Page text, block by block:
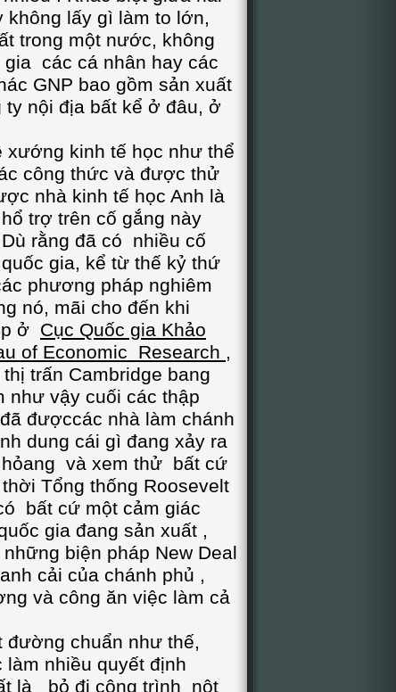
không lấy gì làm to lớn,
trong một nước, không
các cá nhân hay các
GNP bao gồm sản xuất
ty nội địa bất kể ở đâu, ở
kinh tế học như thể
công thức và được thử
nhà kinh tế học Anh là
trợ trên cố gắng này
rằng đã có nhiều cố
gia, kể từ thế kỷ thứ
phương pháp nghiêm
nó, mãi cho đến khi
ở Cục Quốc gia Khảo
of Economic Research ,
trấn Cambridge bang
vậy cuối các thập
đượccác nhà làm chánh
dung cái gì đang xảy ra
và xem thử bất cứ
Tổng thống Roosevelt
bất cứ một cảm giác
gia đang sản xuất ,
biện pháp New Deal
cải của chánh phủ ,
và công ăn việc làm cả
chuẩn như thế,
nhiều quyết định
là bỏ đi công trình nột